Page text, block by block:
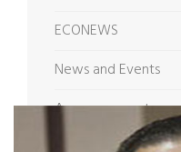
ECONEWS
News and Events
Announcements